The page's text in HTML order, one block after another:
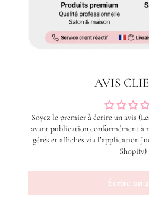
AVIS
Soyez le premier à écrire un avis
avant publication conformément à
gérés et affichés via l’application
Shopify)
Écrire un